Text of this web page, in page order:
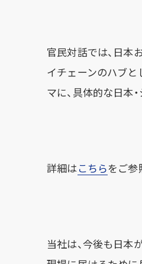
官民対話では、日本
イチェーンのハブと
マに、具体的な日本
詳細はこちらをご参
当社は、今後も日本